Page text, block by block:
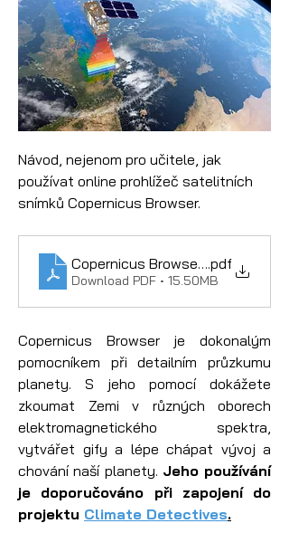
Návod, nejenom pro učitele, jak
používat online prohlížeč satelitních
snímků Copernicus Browser.
Copernicus Browser –.pdf
Download PDF • 15.50MB
Copernicus Browser je dokonalým
pomocníkem při detailním průzkumu
planety. S jeho pomocí dokážete
zkoumat Zemi v různých oborech
elektromagnetického spektra,
vytvářet gify a lépe chápat vývoj a
chování naší planety. Jeho používání
je doporučováno při zapojení do
projektu Climate Detectives.